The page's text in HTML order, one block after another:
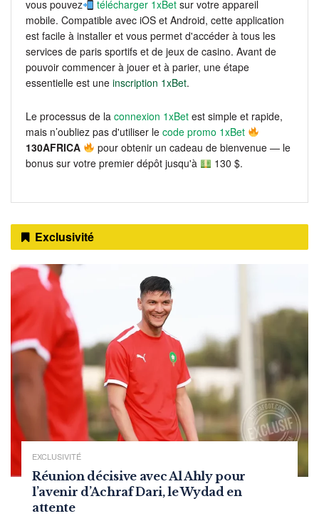
vous pouvez télécharger 1xBet sur votre appareil
mobile. Compatible avec iOS et Android, cette application
est facile à installer et vous permet d'accéder à tous les
services de paris sportifs et de jeux de casino. Avant de
pouvoir commencer à jouer et à parier, une étape
essentielle est une inscription 1xBet.
Le processus de la connexion 1xBet est simple et rapide,
mais n’oubliez pas d'utiliser le code promo 1xBet
130AFRICA
pour obtenir un cadeau de bienvenue — le
bonus sur votre premier dépôt jusqu'à
130 $.
Exclusivité
EXCLUSIVITÉ
Réunion décisive avec Al Ahly pour
l’avenir d’Achraf Dari, le Wydad en
attente